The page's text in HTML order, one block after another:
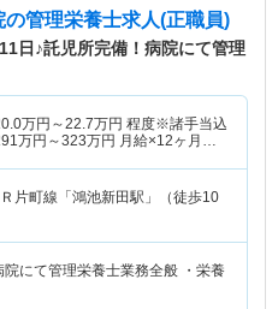
の管理栄養士求人(正職員)
日♪託児所完備！病院にて管理
万円～22.7万円 程度※諸手当込
万円～323万円 月給×12ヶ月＋
Ｒ片町線「鴻池新田駅」（徒歩10
院にて管理栄養士業務全般 ・栄養